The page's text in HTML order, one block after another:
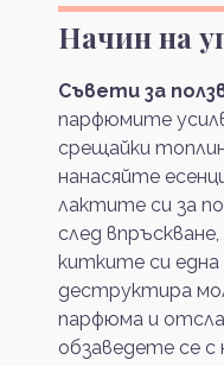
Начин на
Съвети за
парфюмите
срещайки
нанасяйте
лактите си за
след
китките си
деструктира
парфюма и
обзаведете се с